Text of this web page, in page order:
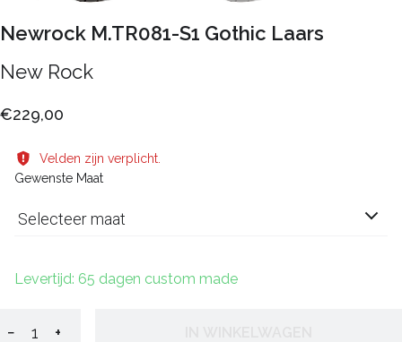
Newrock M.TR081-S1 Gothic Laars
New Rock
€229,00
Velden zijn verplicht.
Gewenste Maat
Selecteer maat
Levertijd: 65 dagen custom made
− +